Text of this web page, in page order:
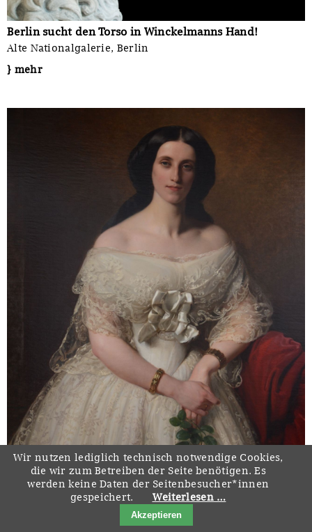
Berlin sucht den Torso in Winckelmanns Hand!
Alte Nationalgalerie, Berlin
} mehr
Wir nutzen lediglich technisch notwendige Cookies,
die wir zum Betreiben der Seite benötigen. Es
werden keine Daten der Seitenbesucher*innen
gespeichert.
Weiterlesen …
Akzeptieren